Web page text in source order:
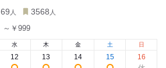
69 人 3568 人
～￥999
水
12
木
13
金
14
土
15
日
16